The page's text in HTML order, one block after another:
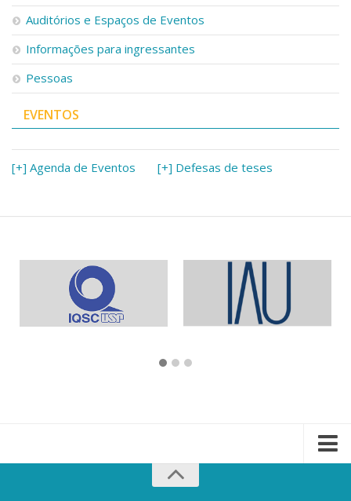
Auditórios e Espaços de Eventos
Informações para ingressantes
Pessoas
EVENTOS
[+] Agenda de Eventos [+] Defesas de teses